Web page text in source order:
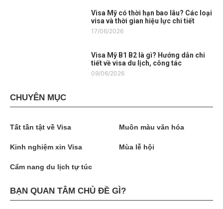
Visa Mỹ có thời hạn bao lâu? Các loại
visa và thời gian hiệu lực chi tiết
17/06/2026
Visa Mỹ B1 B2 là gì? Hướng dẫn chi
tiết về visa du lịch, công tác
09/06/2026
CHUYÊN MỤC
Tất tần tật về Visa Muôn màu văn hóa
Kinh nghiệm xin Visa Mùa lễ hội
Cẩm nang du lịch tự túc
BẠN QUAN TÂM CHỦ ĐỀ GÌ?